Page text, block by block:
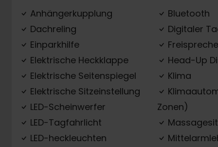
Anhängerkupplung
Dachreling
Einparkhilfe
Elektrische Heckklappe
Elektrische Seitenspiegel
Elektrische Sitzeinstellung
LED-Scheinwerfer
LED-Tagfahrlicht
LED-heckleuchten
Bluetooth
Digitaler
Head-Up
Klima
Zonen)